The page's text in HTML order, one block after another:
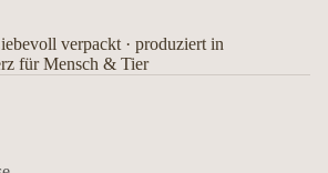
verpackt · produziert in
für Mensch & Tier